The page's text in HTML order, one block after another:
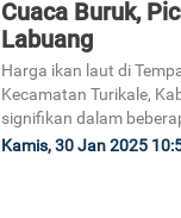
Cuaca Buruk,
Labuang
Harga ikan laut di
Kecamatan Turikale,
signifikan dalam
Kamis, 30 Jan 2025